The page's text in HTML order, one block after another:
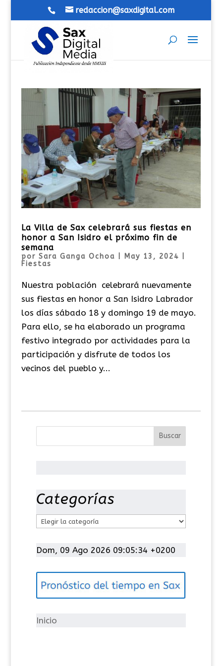
redaccion@saxdigital.com
La Villa de Sax celebrará sus fiestas en
honor a San Isidro el próximo fin de
semana
por Sara Ganga Ochoa May 13, 2024
Fiestas
Nuestra población celebrará nuevamente
sus fiestas en honor a San Isidro Labrador
los días sábado 18 y domingo 19 de mayo.
Para ello, se ha elaborado un programa
festivo integrado por actividades para la
participación y disfrute de todos los
vecinos del pueblo y...
Categorías
t
g
í
Dom, 09 Ago 2026 09:05:35 +0200
Inicio